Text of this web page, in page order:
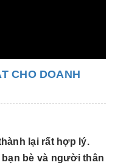
CHO DOANH
lại rất hợp lý.
bè và người thân